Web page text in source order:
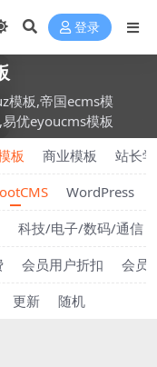
登录
模板,帝国ecms模
优eyoucms模板
板 商业模板
站长
WordPress
科技/电子/数码/通信
会员用户折扣
会员
更新 随机